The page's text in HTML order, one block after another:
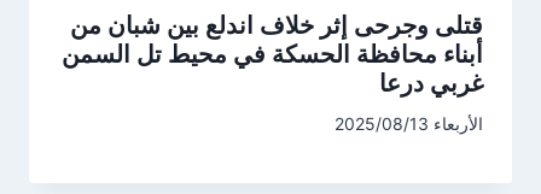
قتلى وجرحى إثر خلاف اندلع بين شبان من
أبناء محافظة الحسكة في محيط تل السمن
غربي درعا
الأربعاء 2025/08/13